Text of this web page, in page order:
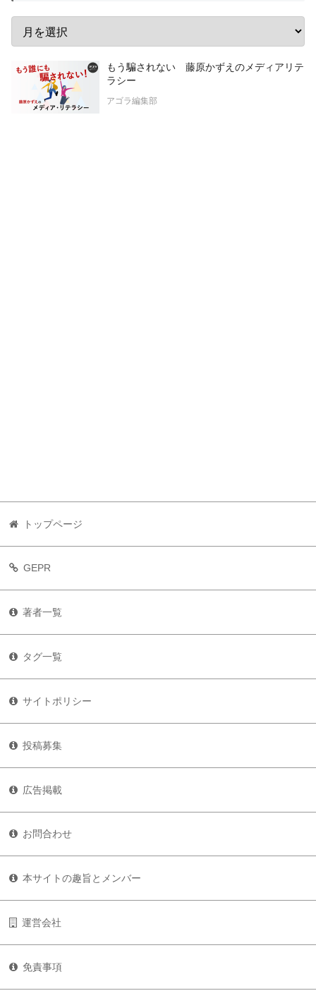
もう騙されない 藤原かずえのメディアリテ
ラシー
アゴラ編集部
トップページ
GEPR
著者一覧
タグ一覧
サイトポリシー
投稿募集
広告掲載
お問合わせ
本サイトの趣旨とメンバー
運営会社
免責事項